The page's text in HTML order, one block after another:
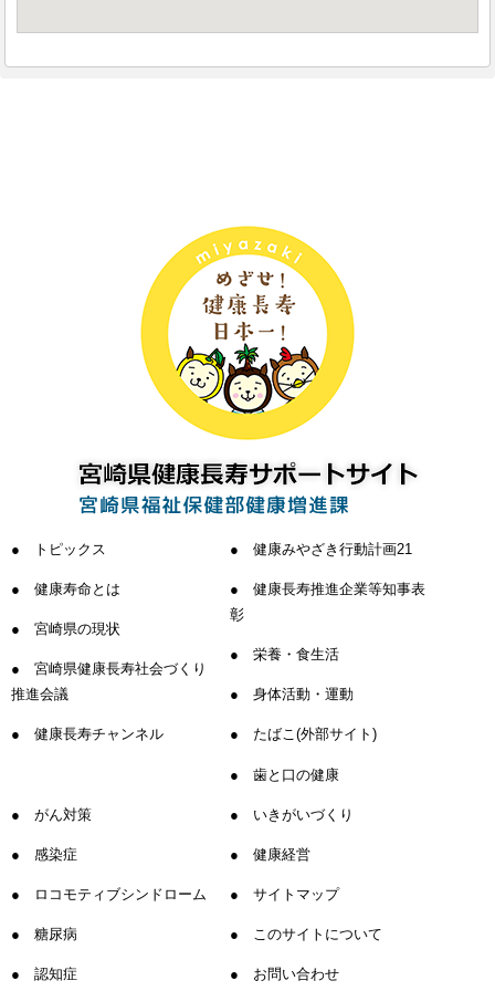
トピックス
健康寿命とは
宮崎県の現状
宮崎県健康長寿社会づくり
推進会議
健康長寿チャンネル
健康みやざき行動計画21
健康長寿推進企業等知事表
彰
栄養・食生活
身体活動・運動
たばこ(外部サイト)
歯と口の健康
がん対策
感染症
ロコモティブシンドローム
糖尿病
認知症
いきがいづくり
健康経営
サイトマップ
このサイトについて
お問い合わせ